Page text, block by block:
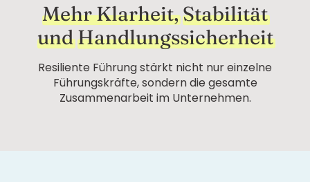
Mehr Klarheit,Stabilität
undHandlungssicherheit
Resiliente Führung stärkt nicht nur einzelne
Führungskräfte, sondern die gesamte
Zusammenarbeit im Unternehmen.